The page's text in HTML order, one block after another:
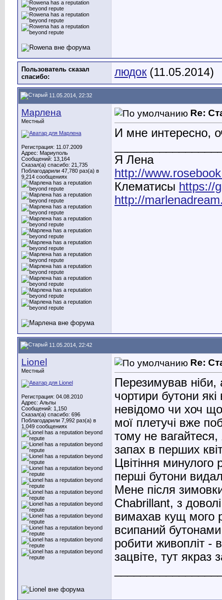
Пользователь сказал
cпасибо:
людок (11.05.2014)
11.05.2014, 22:32
Марлена
Местный
Регистрация: 11.07.2009
Адрес: Мариуполь
Сообщений: 13,164
Сказал(а) спасибо: 21,735
Поблагодарили 47,780 раз(а) в
9,214 сообщениях
Re:
И мне интересно,
Я Лена
http://
Клематисы https://
http://
11.05.2014, 22:42
Lionel
Местный
Регистрация: 04.08.2010
Адрес: Альпы
Сообщений: 1,150
Сказал(а) спасибо: 696
Поблагодарили 7,992 раз(а) в
1,049 сообщениях
Re:
Перезимував ніби,
чортири бутони
невідомо чи хоч
мої плетучі вже
тому не вагайтеся,
запах в перших
Цвітіння
перші бутони
Мене після
Chabrillant, з
вимахав кущ мого
всипаний
робити живопліт -
зацвіте, тут якраз